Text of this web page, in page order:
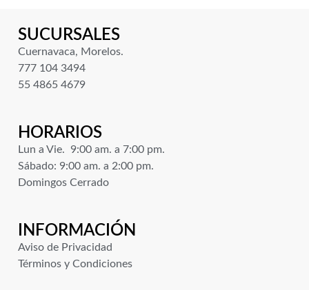
SUCURSALES
Cuernavaca, Morelos.
777 104 3494
55 4865 4679
HORARIOS
Lun a Vie. 9:00 am. a 7:00 pm.
Sábado: 9:00 am. a 2:00 pm.
Domingos Cerrado
INFORMACIÓN
Aviso de Privacidad
Términos y Condiciones